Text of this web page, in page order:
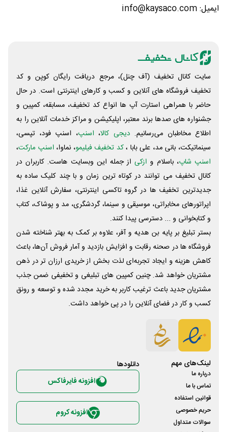
ایمیل: info@kaysaco.com
سایت کانال تخفیف (آف چنل)، مرجع دریافت رایگان کوپن و کد
تخفیف فروشگاه های آنلاین و کسب و‌ کارهای اینترنتی است. در حال
حاضر با همراهی استارت آپ ها انواع کد تخفیف، مسابقه، کمپین و
جشنواره های صدها برند معتبر، اپلیکیشن و مراکز خدمات آنلاین را به
اطلاع مخاطبان می‌رسانیم. دیجی کالا، اسنپ، اسنپ فود، تپسی،
سینماتیکت، بانی مد، علی‌ بابا ،کد تخفیف فیلیمو، نماوا، اسنپ مارکت،
اسنپ شاپ، باسلام و ازکی از جمله این وبسایت ‌هاست. کاربران در
کانال تخفیف می توانند در کوتاه ترین زمان و با چند کلیک ساده به
جدیدترین تخفیف ها در گروه تاکسی اینترنتی، سفارش آنلاین غذا،
اپراتورهای مخابراتی، موسیقی و سینما، گردشگری، مد و پوشاک، کتاب
و کتابخوانی و ... دسترسی پیدا کنند.
بستر تبلیغ بر پایه بن هدیه و آفر، علاوه بر کمک به بهتر شناخته شدن
فروشگاه ها در صحنه رقابت و افزایش بازدید و آمار فروش آن‌ها، باعث
کاهش هزینه و ایجاد تجربه‌ای لذت بخش از خریدی ارزان تر در ذهن
مشتریان خواهد شد. چنین کمپین های تبلیغی و تخفیفی ضمن جذب
مشتریان جدید باعث ترغیب کاربر به خرید مجدد شده و توسعه و رونق
کسب و کار در فضای آنلاین را در پی خواهد داشت.
لینک‌های مهم
درباره ما
تماس با ما
قوانین استفاده
حریم خصوصی
سوالات متداول
دانلود‌ها
افزونه فایرفاکس
افزونه کروم